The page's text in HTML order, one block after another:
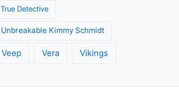
True Detective
Unbreakable Kimmy Schmidt
Veep Vera Vikings